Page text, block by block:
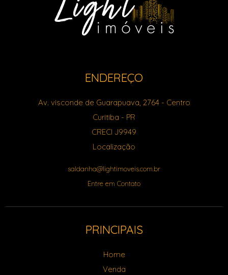
ENDEREÇO
Av. visconde de Guarapuava, 2764- Centro
Curitiba - PR
CRECI J9949
Localização
saldanha@lightimoveis.com.br
Entre em Contato
PRINCIPAIS
Home
Venda